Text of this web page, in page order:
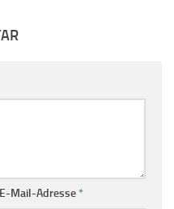
E-Mail-Adresse*